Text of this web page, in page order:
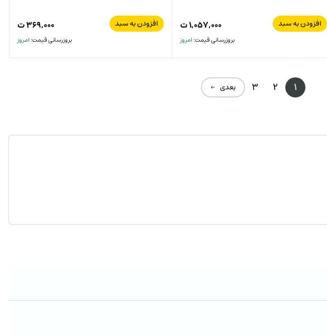
افزودن به سبد ۱,۰۵۷,۰۰۰ت
بروزرسانی قیمت:امروز
افزودن به سبد ۳۶۹,۰۰۰ت
بروزرسانی قیمت:امروز
1
2
3 بعدی ←